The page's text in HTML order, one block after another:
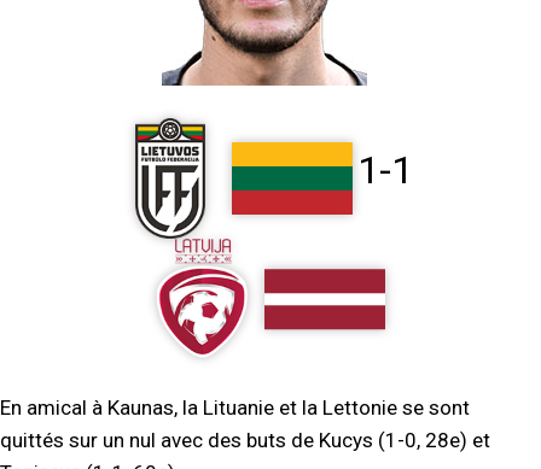
1-1
En amical à Kaunas, la Lituanie et la Lettonie se sont
quittés sur un nul avec des buts de Kucys (1-0, 28e) et